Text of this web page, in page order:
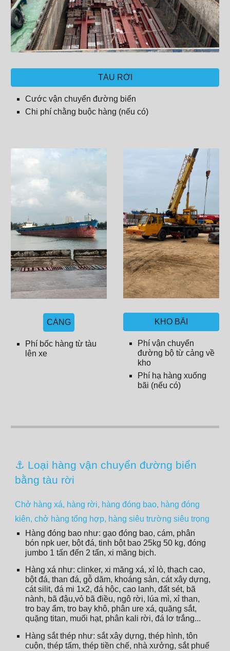
TÀU RỜI
Cước vận chuyển đường biển
Chi phí chằng buộc hàng (nếu có)
CẢNG
Phí bốc hàng từ tàu
lên xe
KHO BÃI
Phí vận chuyển
đường bộ từ cảng về
kho
Phí hạ hàng xuống
bãi (nếu có)
⚓ Loại hàng vận chuyển đường biển
bằng tàu rời
Chở hàng xá, hàng rời, hàng đóng bao, hàng đóng
kiên, chở hàng tổng hợp, hàng siêu trường siêu trọng
Hàng đóng bao như: gạo đóng bao, cám, phân
bón npk uer, bột đá, tinh bột bao 25kg 50 kg, đóng
jumbo 1 tấn đến 2 tấn, xi măng bịch.
Hàng xá như: clinker, xi măng xá, xỉ lò, thạch cao,
bột đá, than đá, gỗ dăm, khoáng sản, cát xây dựng,
cát silit, đá mi 1x2, đá hộc, cao lanh, đất sét, bã
nành, bã đậu,vỏ bã điều, ngô rời, lúa mì, xỉ than,
tro bay ẩm, tro bay khô, phân ure xá, quặng sắt,
quặng titan, muối hạt, phân kali rời, đá lơ trắng...
Hàng sắt thép như: sắt xây dựng, thép hình, tôn
cuộn, thép tấm, thép tiền chế, nhà xưởng, sắt phuế